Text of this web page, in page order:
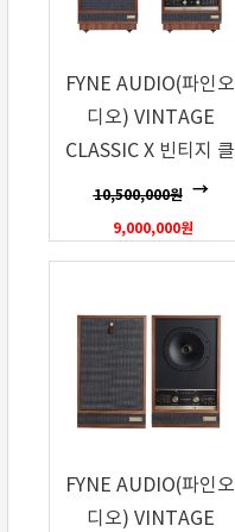
FYNE AUDIO(파인오
디오) VINTAGE
CLASSIC X 빈티지 클
래식 10
10,500,000원
9,000,000원
FYNE AUDIO(파인오
디오) VINTAGE